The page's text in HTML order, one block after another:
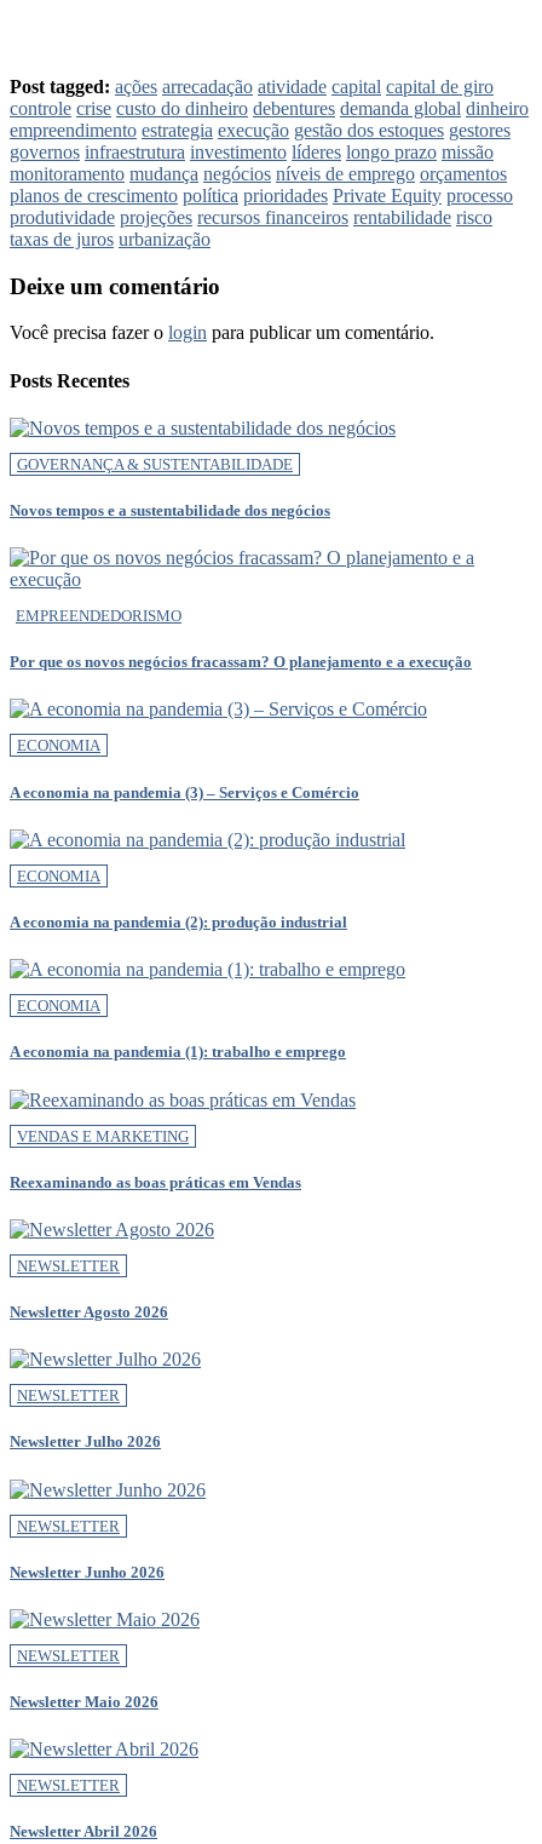
Post tagged: ações arrecadação atividade capital capital de giro
controle crise custo do dinheiro debentures demanda global dinheiro
empreendimento estrategia execução gestão dos estoques gestores
governos infraestrutura investimento líderes longo prazo missão
monitoramento mudança negócios níveis de emprego orçamentos
planos de crescimento política prioridades Private Equity processo
produtividade projeções recursos financeiros rentabilidade risco
taxas de juros urbanização
Deixe um comentário
Você precisa fazer o login para publicar um comentário.
Posts Recentes
GOVERNANÇA & SUSTENTABILIDADE
Novos tempos e a sustentabilidade dos negócios
EMPREENDEDORISMO
Por que os novos negócios fracassam? O planejamento e a execução
ECONOMIA
A economia na pandemia (3) – Serviços e Comércio
ECONOMIA
A economia na pandemia (2): produção industrial
ECONOMIA
A economia na pandemia (1): trabalho e emprego
VENDAS E MARKETING
Reexaminando as boas práticas em Vendas
NEWSLETTER
Newsletter Agosto 2026
NEWSLETTER
Newsletter Julho 2026
NEWSLETTER
Newsletter Junho 2026
NEWSLETTER
Newsletter Maio 2026
NEWSLETTER
Newsletter Abril 2026